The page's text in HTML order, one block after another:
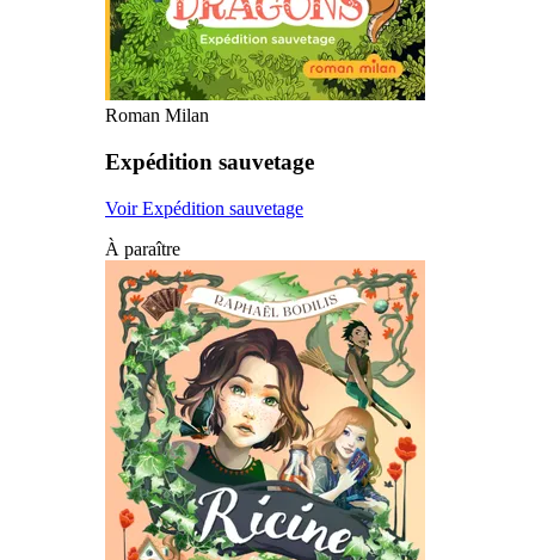
Roman Milan
Expédition sauvetage
Voir Expédition sauvetage
À paraître